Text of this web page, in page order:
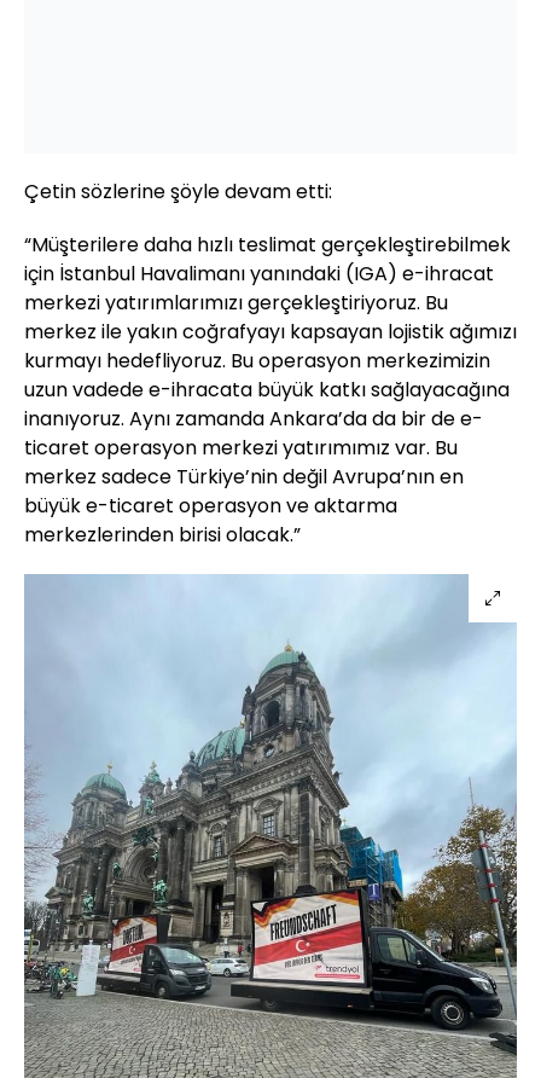
Çetin sözlerine şöyle devam etti:
“Müşterilere daha hızlı teslimat gerçekleştirebilmek
için İstanbul Havalimanı yanındaki (IGA) e-ihracat
merkezi yatırımlarımızı gerçekleştiriyoruz. Bu
merkez ile yakın coğrafyayı kapsayan lojistik ağımızı
kurmayı hedefliyoruz. Bu operasyon merkezimizin
uzun vadede e-ihracata büyük katkı sağlayacağına
inanıyoruz. Aynı zamanda Ankara’da da bir de e-
ticaret operasyon merkezi yatırımımız var. Bu
merkez sadece Türkiye’nin değil Avrupa’nın en
büyük e-ticaret operasyon ve aktarma
merkezlerinden birisi olacak.”